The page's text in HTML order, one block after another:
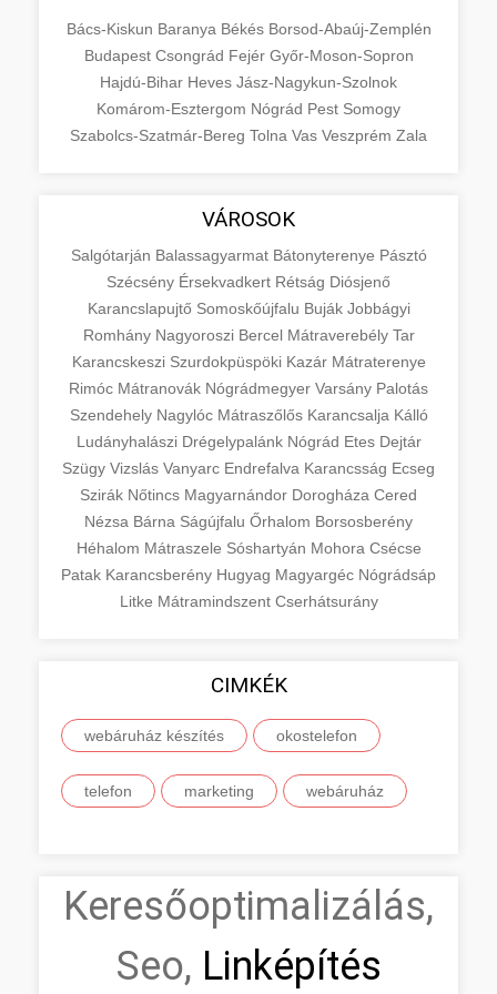
Bács-Kiskun Baranya Békés Borsod-Abaúj-Zemplén
Budapest Csongrád Fejér Győr-Moson-Sopron
Hajdú-Bihar Heves Jász-Nagykun-Szolnok
Komárom-Esztergom Nógrád Pest Somogy
Szabolcs-Szatmár-Bereg Tolna Vas Veszprém Zala
VÁROSOK
Salgótarján Balassagyarmat Bátonyterenye Pásztó
Szécsény Érsekvadkert Rétság Diósjenő
Karancslapujtő Somoskőújfalu Buják Jobbágyi
Romhány Nagyoroszi Bercel Mátraverebély Tar
Karancskeszi Szurdokpüspöki Kazár Mátraterenye
Rimóc Mátranovák Nógrádmegyer Varsány Palotás
Szendehely Nagylóc Mátraszőlős Karancsalja Kálló
Ludányhalászi Drégelypalánk Nógrád Etes Dejtár
Szügy Vizslás Vanyarc Endrefalva Karancsság Ecseg
Szirák Nőtincs Magyarnándor Dorogháza Cered
Nézsa Bárna Ságújfalu Őrhalom Borsosberény
Héhalom Mátraszele Sóshartyán Mohora Csécse
Patak Karancsberény Hugyag Magyargéc Nógrádsáp
Litke Mátramindszent Cserhátsurány
CIMKÉK
webáruház készítés okostelefon
telefon marketing webáruház
Keresőoptimalizálás,
Seo, Linképítés